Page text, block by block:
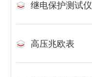
继电保护测试仪
高压兆欧表